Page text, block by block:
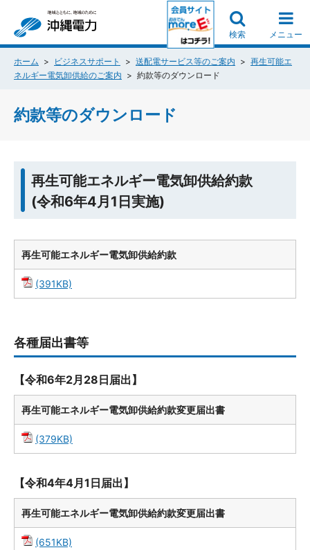
検索 メニュー
ホーム ビジネスサポート 送配電サービス等のご案内
再生可能エ
ネルギー電気卸供給のご案内
約款等のダウンロード
約款等のダウンロード
再生可能エネルギー電気卸供給約款
(令和6年4月1日実施)
再生可能エネルギー電気卸供給約款
(391KB)
各種届出書等
【令和6年2月28日届出】
再生可能エネルギー電気卸供給約款変更届出書
(379KB)
【令和4年4月1日届出】
再生可能エネルギー電気卸供給約款変更届出書
(651KB)